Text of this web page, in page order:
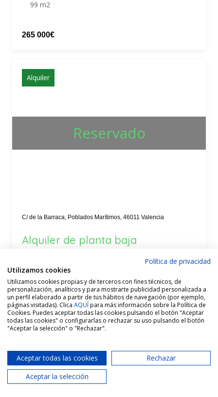
99 m2
265 000€
Alquiler
Reservado
C/ de la Barraca, Poblados Marítimos, 46011 Valencia
Alquiler de planta baja
privado, cerca de la playa del
Cabanyal, Valencia | Área
Marítima Inmobiliaria · Oficina
Cabanyal
reformada en Calle Barraca, El Cabanyal, Valencia, con
patio...
Política de privacidad
Utilizamos cookies
Utilizamos cookies propias y de terceros con fines técnicos, de
personalización, analíticos y para mostrarte publicidad personalizada a
un perfil elaborado a partir de tus hábitos de navegación (por ejemplo,
páginas visitadas). Clica AQUÍpara más información sobre la Política de
Cookies. Puedes aceptar todas las cookies pulsando el botón "Aceptar
todas las cookies" o configurarlas o rechazar su uso pulsando el botón
"Aceptar la selección" o "Rechazar".
Aceptar todas las cookies
Rechazar
Aceptar la selección